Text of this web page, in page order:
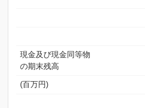
現金及び現金同等物
の期末残高
(百万円)